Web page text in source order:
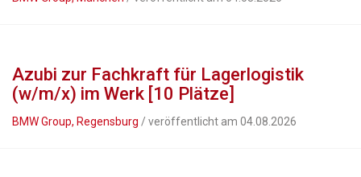
Azubi zur Fachkraft für Lagerlogistik
(w/m/x) im Werk [10 Plätze]
BMW Group, Regensburg / veröffentlicht am 04.08.2026